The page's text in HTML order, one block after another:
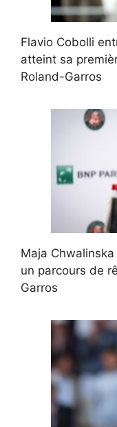
Flavio Cobolli
atteint sa
Roland-Garros
Maja Chwalinska
un parcours de
Garros